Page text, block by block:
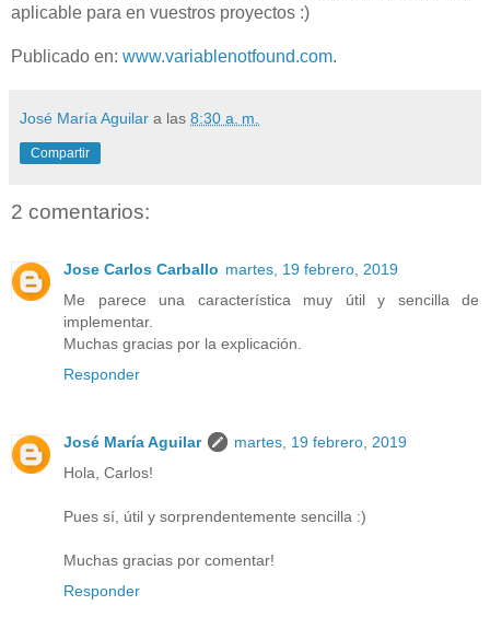
aplicable para en vuestros proyectos :)
Publicado en: www.variablenotfound.com.
José María Aguilar a las 8:30 a. m.
Compartir
2 comentarios:
Jose Carlos Carballo martes, 19 febrero, 2019
Me parece una característica muy útil y sencilla de
implementar.
Muchas gracias por la explicación.
Responder
José María Aguilar
martes, 19 febrero, 2019
Hola, Carlos!
Pues sí, útil y sorprendentemente sencilla :)
Muchas gracias por comentar!
Responder